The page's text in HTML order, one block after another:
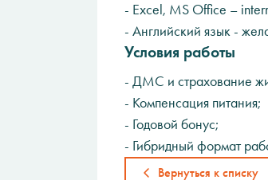
- Excel, MS Office –
- Английский язык -
Условия работы
- ДМС и страхование
- Компенсация питания;
- Годовой бонус;
- Гибридный формат
Вернуться к списку